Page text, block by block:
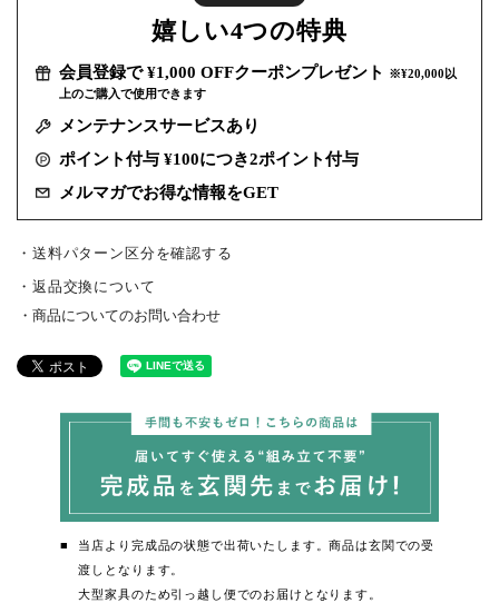
嬉しい4つの特典
会員登録で ¥1,000 OFFクーポンプレゼント
※¥20,000以
上のご購入で使用できます
メンテナンスサービスあり
ポイント付与 ¥100につき2ポイント付与
メルマガでお得な情報をGET
・送料パターン区分を確認する
返品交換について
商品についてのお問い合わせ
当店より完成品の状態で出荷いたします。商品は玄関での受
渡しとなります。
大型家具のため引っ越し便でのお届けとなります。